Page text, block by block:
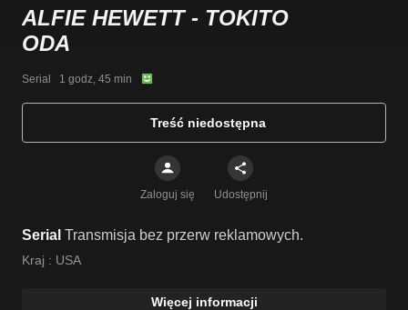
ALFIE HEWETT - TOKITO
ODA
Serial   1 godz, 45 min
Treść niedostępna
Zaloguj się Udostępnij
Serial Transmisja bez przerw reklamowych.
Kraj : USA
Więcej informacji